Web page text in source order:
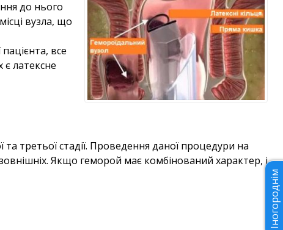
до нього
вузла, що
все
латексне
третьої стадії. Проведення даної процедури на
Якщо геморой має комбінований характер, і
Іногороднім